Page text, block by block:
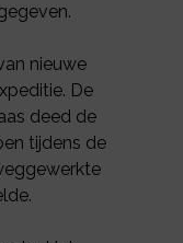
nieuwe
De
deed de
tijdens de